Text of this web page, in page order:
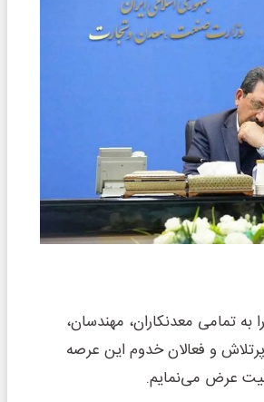
به تمامی معدنکاران، مهندسان،
و فعالان خدوم این عرصه
عرض می‌نمایم.